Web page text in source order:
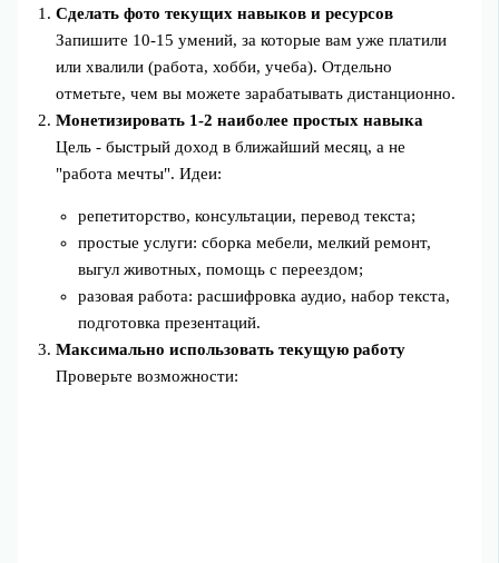
Сделать фото текущих навыков и ресурсов
Запишите 10-15 умений, за которые вам уже платили
или хвалили (работа, хобби, учеба). Отдельно
отметьте, чем вы можете зарабатывать дистанционно.
Монетизировать 1-2 наиболее простых навыка
Цель - быстрый доход в ближайший месяц, а не
"работа мечты". Идеи:
репетиторство, консультации, перевод текста;
простые услуги: сборка мебели, мелкий ремонт,
выгул животных, помощь с переездом;
разовая работа: расшифровка аудио, набор текста,
подготовка презентаций.
Максимально использовать текущую работу
Проверьте возможности: